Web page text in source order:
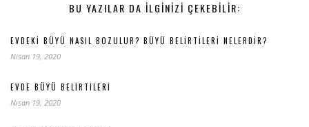
BU YAZILAR DA ILGINIZI ÇEKEBILIR:
EVDEKI BÜYÜ NASIL BOZULUR? BÜYÜ BELIRTILERI NELERDIR?
Nisan 19, 2020
EVDE BÜYÜ BELIRTILERI
Nisan 19, 2020